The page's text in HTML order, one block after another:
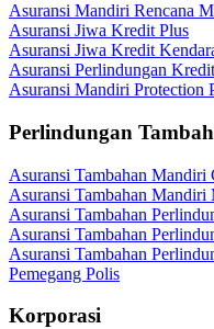
Asuransi Mandiri Rencana
Asuransi Jiwa Kredit Plus
Asuransi Jiwa Kredit
Asuransi Perlindungan
Asuransi Mandiri Protection
Perlindungan
Asuransi Tambahan Mandiri
Asuransi Tambahan Mandiri
Asuransi Tambahan
Asuransi Tambahan
Asuransi Tambahan
Pemegang Polis
Korporasi